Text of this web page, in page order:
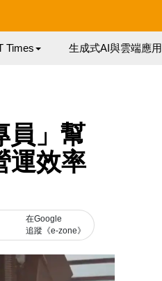
Times 生成式AI與雲端應用
員」幫
運效率
在Google
追蹤《e-zone》